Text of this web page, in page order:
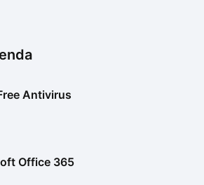
em busca de um editor que,
recheado de recursos
vai gostar do Fotoshop Grátis.
Antivirus
Office 365